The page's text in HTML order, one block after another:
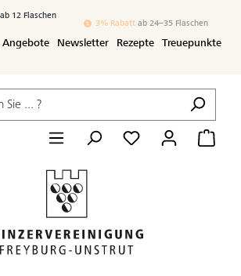
ab 12 Flaschen
Angebote Newsletter Rezepte Treuepunkte